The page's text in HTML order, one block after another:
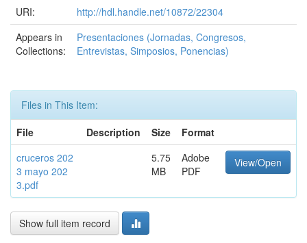
URI:
http://hdl.handle.net/10872/22304
Appears in
Collections:
Presentaciones (Jornadas, Congresos,
Entrevistas, Simposios, Ponencias)
Files in This Item:
File
Description Size
Format
cruceros 202
3 mayo 202
3.pdf
5.75
MB
Adobe
PDF
View/Open
Show full item record